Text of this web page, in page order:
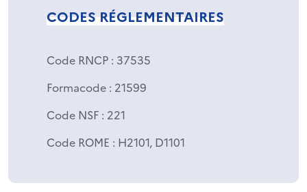
CODES RÉGLEMENTAIRES
Code RNCP : 37535
Formacode : 21599
Code NSF : 221
Code ROME : H2101, D1101